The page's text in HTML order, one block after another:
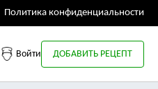
Политика конфиденциальности
Войти ДОБАВИТЬ РЕЦЕПТ